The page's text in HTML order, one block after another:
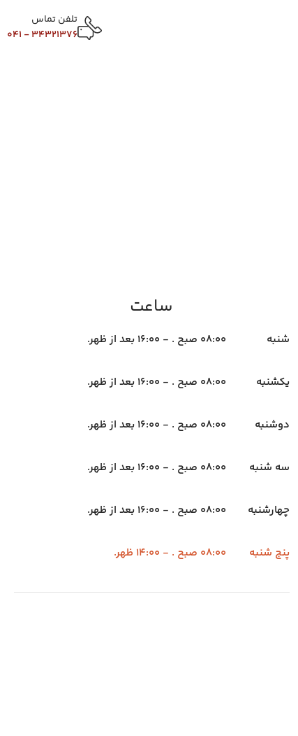
تلفن تماس
34321376 - 041
ساعت
شنبه 08:00 صبح . - 16:00 بعد از ظهر.
یکشنبه 08:00 صبح . - 16:00 بعد از ظهر.
دوشنبه 08:00 صبح . - 16:00 بعد از ظهر.
سه شنبه 08:00 صبح . - 16:00 بعد از ظهر.
چهارشنبه 08:00 صبح . - 16:00 بعد از ظهر.
پنج شنبه 08:00 صبح . - 14:00 ظهر.